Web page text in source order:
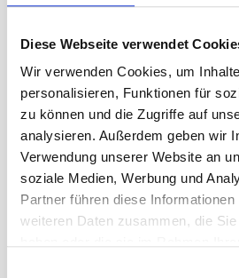
Diese Webseite verwendet
Wir verwenden Cookies, um
personalisieren, Funktionen für
zu können und die Zugriffe auf
analysieren. Außerdem geben wir
Verwendung unserer Website an
soziale Medien, Werbung und
Partner führen diese
weiteren Daten zusammen, die
4½ Uk 5 Uk 5½ Uk
7 Uk
7½ Uk 8 Uk
unser Preis